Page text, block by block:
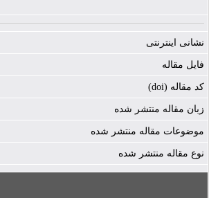
نشانی اینترنتی
فایل مقاله
کد مقاله (doi)
زبان مقاله منتشر شده
موضوعات مقاله منتشر شده
نوع مقاله منتشر شده